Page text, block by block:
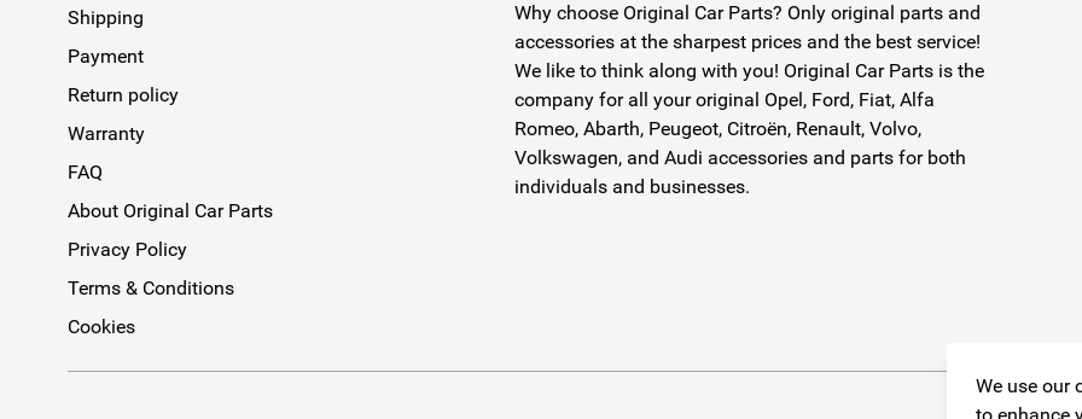
We use our
Shipping
Payment
Return policy
Warranty
FAQ
About Original Car Parts
Privacy Policy
Terms & Conditions
Cookies
Why choose Original Car Parts? Only original parts and
accessories at the sharpest prices and the best service!
We like to think along with you! Original Car Parts is the
company for all your original Opel, Ford, Fiat, Alfa
Romeo, Abarth, Peugeot, Citroën, Renault, Volvo,
Volkswagen, and Audi accessories and parts for both
individuals and businesses.